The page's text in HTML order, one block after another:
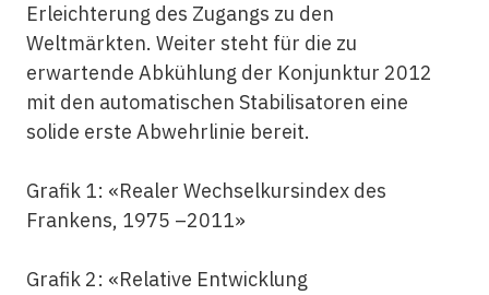
Erleichterung des Zugangs zu den
Weltmärkten. Weiter steht für die zu
erwartende Abkühlung der Konjunktur 2012
mit den automatischen Stabilisatoren eine
solide erste Abwehrlinie bereit.
Grafik 1: «Realer Wechselkursindex des
Frankens, 1975 –2011»
Grafik 2: «Relative Entwicklung